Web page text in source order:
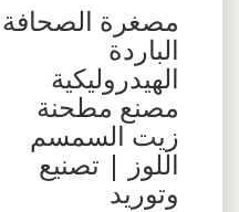
مصغرة الصحافة
الباردة
الهيدروليكية
مصنع مطحنة
زيت السمسم
اللوز | تصنيع
وتوريد